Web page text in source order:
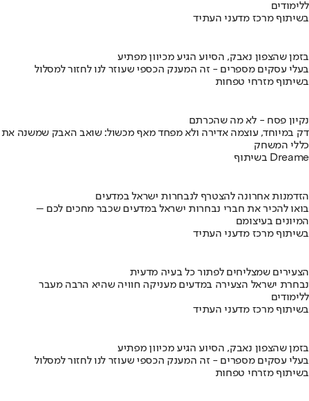
ללימודים
בשיתוף מרכז מדעני העתיד
בזמן שהצפון נאבק, הסיוע הגיע מכיוון מפתיע
בעלי עסקים מספרים - זה המענק הכספי שעוזר לנו לחזור למסלול
בשיתוף מזרחי טפחות
נקיון פסח - לא מה שהכרתם
דק במיוחד, עוצמה אדירה ולא מפחד מאף מכשול: שואב האבק שמשנה את
כללי המשחק
בשיתוף Dreame
הזדמנות אחרונה להצטרף לנבחרות ישראל במדעים
בואו להכיר את חברי נבחרות ישראל במדעים שכבר מחכים לכם –
המיונים בעיצומם
בשיתוף מרכז מדעני העתיד
הצעירים שמצליחים לפתור כל בעיה מדעית
נבחרת ישראל הצעירה במדעים מעניקה חוויה שהיא הרבה מעבר
ללימודים
בשיתוף מרכז מדעני העתיד
בזמן שהצפון נאבק, הסיוע הגיע מכיוון מפתיע
בעלי עסקים מספרים - זה המענק הכספי שעוזר לנו לחזור למסלול
בשיתוף מזרחי טפחות